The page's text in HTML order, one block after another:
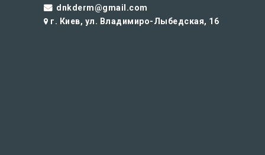
dnkderm@gmail.com
г. Киев, ул. Владимиро-Лыбедская, 16